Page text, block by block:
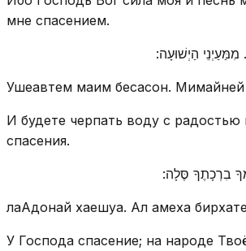
мне спасением.
הַיְשׁוּעָה:
Ушеавтем маим бесасон. Мимайней
И будете черпать воду с радостью
спасения.
בִרְכָתֶךָ סֶּלָה:
лаАдонай хаешуа. Ал амеха
У Господа спасение; на народе